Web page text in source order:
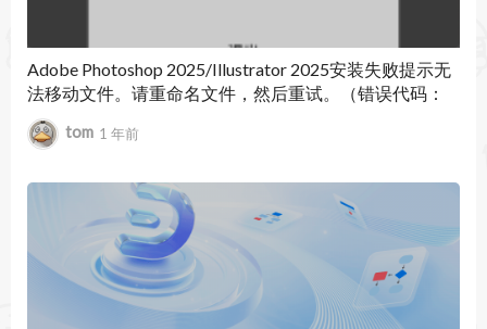
Adobe Photoshop 2025/Illustrator 2025安装失败提示无
法移动文件。请重命名文件，然后重试。（错误代码：
146）
tom 1 年前